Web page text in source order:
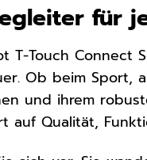
für
T-Touch Connect
Ob beim Sport,
und ihrem
auf Qualität,